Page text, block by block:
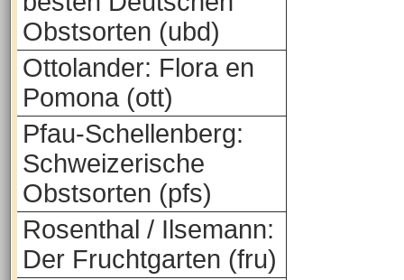
Obstsorten (ubd)
Ottolander: Flora en
Pomona (ott)
Pfau-Schellenberg:
Schweizerische
Obstsorten (pfs)
Rosenthal / Ilsemann:
Der Fruchtgarten (fru)